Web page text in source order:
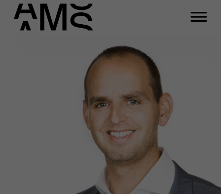
Full-time programma's
Part-time programma's